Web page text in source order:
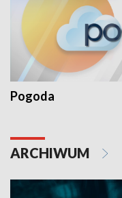
Pogoda
ARCHIWUM